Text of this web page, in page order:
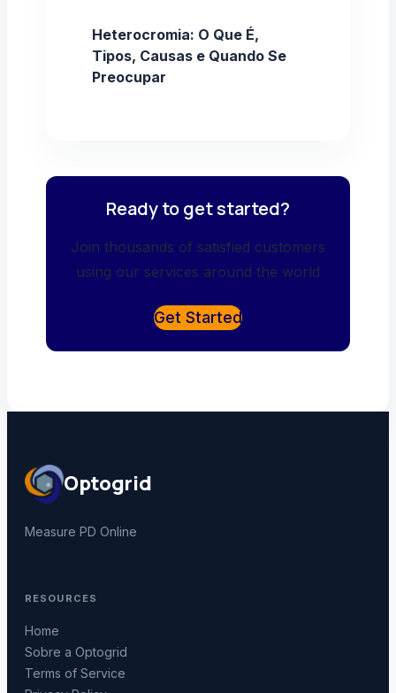
Heterocromia: O Que É,
Tipos, Causas e Quando Se
Preocupar
Ready to get started?
Join thousands of satisfied customers
using our services around the world
Get Started
Optogrid
Measure PD Online
RESOURCES
Home
Sobre a Optogrid
Terms of Service